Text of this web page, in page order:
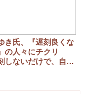
き氏、『遅刻良くな
の人々にチクリ
しないだけで、自分